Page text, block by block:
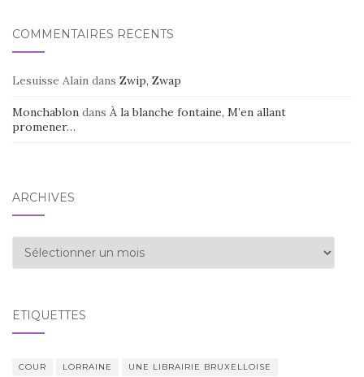
COMMENTAIRES RÉCENTS
Lesuisse Alain dans Zwip, Zwap
Monchablon dans À la blanche fontaine, M’en allant
promener…
ARCHIVES
Archives
ÉTIQUETTES
COUR LORRAINE UNE LIBRAIRIE BRUXELLOISE